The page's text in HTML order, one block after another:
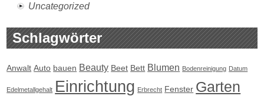
Uncategorized
Schlagwörter
Anwalt Auto bauen Beauty Beet Bett Blumen Bodenreinigung Datum
Edelmetallgehalt Einrichtung Erbrecht Fenster Garten